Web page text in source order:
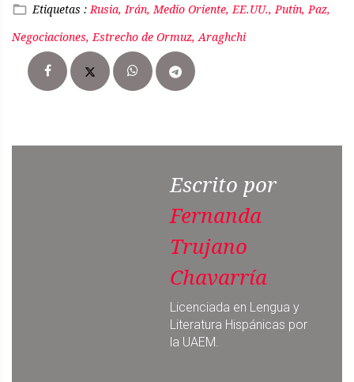
Etiquetas : Rusia, Irán, Medio Oriente, EE.UU., Putín, Paz,
Negociaciones, Estrecho de Ormuz, Araghchi
Escrito por
Fernanda
Trujano
Chavarría
Licenciada en Lengua y
Literatura Hispánicas por
la UAEM.